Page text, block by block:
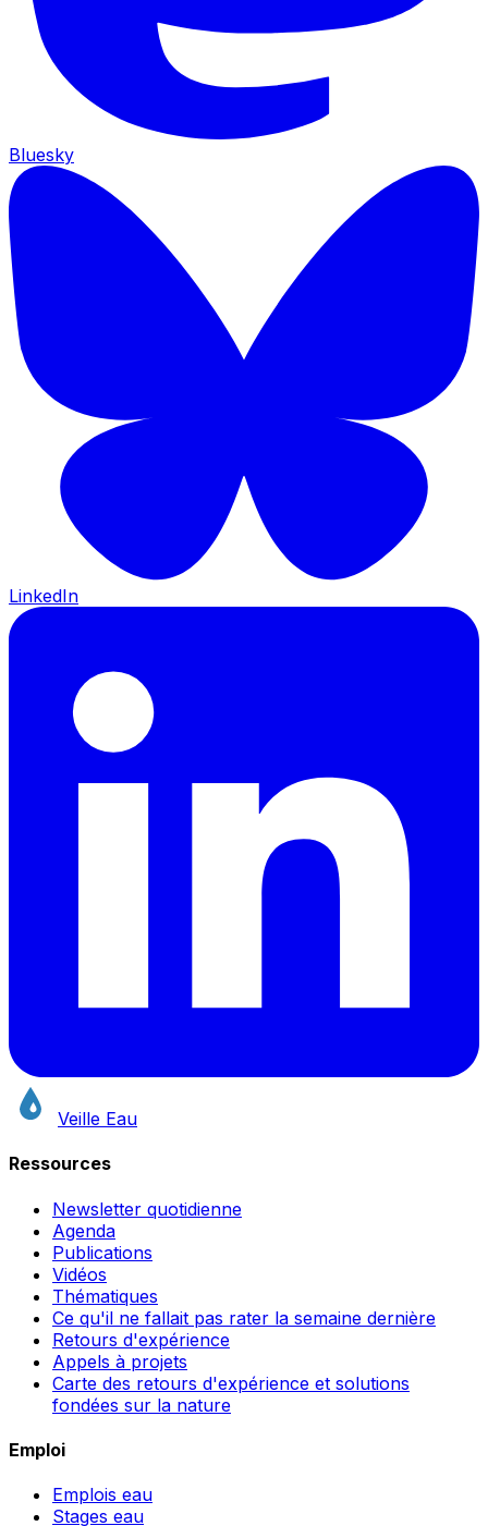
Bluesky
LinkedIn
Veille Eau
Ressources
Newsletter quotidienne
Agenda
Publications
Vidéos
Thématiques
Ce qu'il ne fallait pas rater la semaine dernière
Retours d'expérience
Appels à projets
Carte des retours d'expérience et solutions
fondées sur la nature
Emploi
Emplois eau
Stages eau